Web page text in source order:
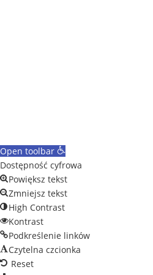
Open toolbar
Dostępność cyfrowa
Powiększ tekst
Zmniejsz tekst
High Contrast
Kontrast
Podkreślenie linków
Czytelna czcionka
Reset